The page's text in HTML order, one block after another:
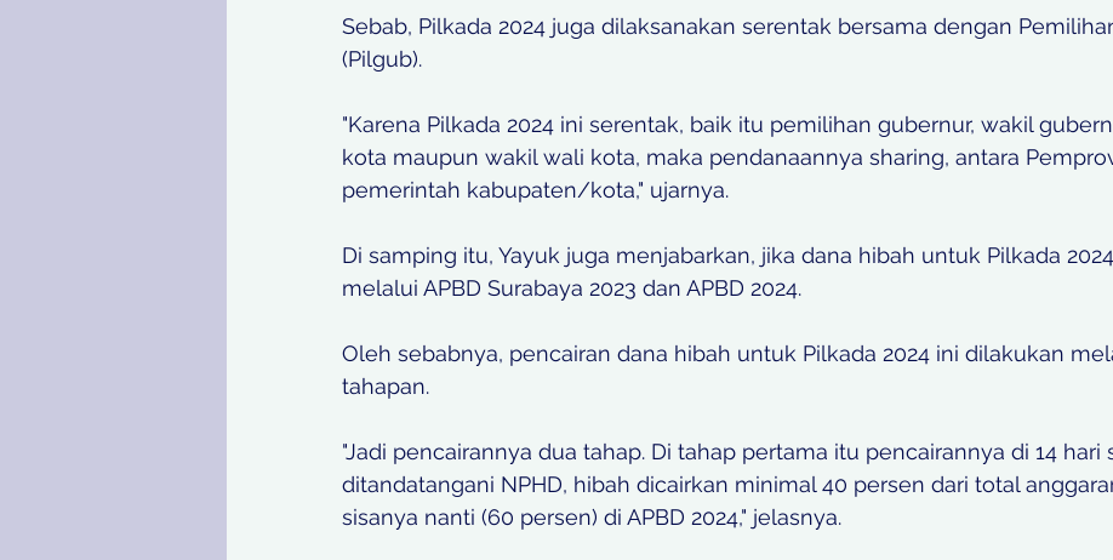
Sebab, Pilkada 2024 juga dilaksanakan serentak bersama dengan
(Pilgub).
"Karena Pilkada 2024 ini serentak, baik itu pemilihan gubernur, wakil
kota maupun wakil wali kota, maka pendanaannya sharing, antara
pemerintah kabupaten/kota," ujarnya.
Di samping itu, Yayuk juga menjabarkan, jika dana hibah untuk Pilkada
melalui APBD Surabaya 2023 dan APBD 2024.
Oleh sebabnya, pencairan dana hibah untuk Pilkada 2024 ini dilakukan
tahapan.
"Jadi pencairannya dua tahap. Di tahap pertama itu pencairannya di 14 hari
ditandatangani NPHD, hibah dicairkan minimal 40 persen dari total
sisanya nanti (60 persen) di APBD 2024," jelasnya.